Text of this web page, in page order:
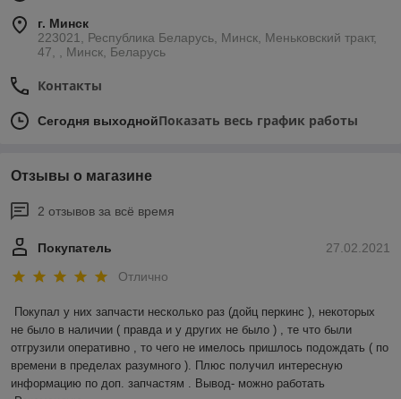
г. Минск
223021, Республика Беларусь, Минск, Меньковский тракт,
47, , Минск, Беларусь
Контакты
Сегодня выходнойПоказать весь график работы
Отзывы о магазине
2 отзывов за всё время
27.02.2021
Покупатель
Отлично
Покупал у них запчасти несколько раз (дойц перкинс ), некоторых
не было в наличии ( правда и у других не было ) , те что были
отгрузили оперативно , то чего не имелось пришлось подождать ( по
времени в пределах разумного ). Плюс получил интересную
информацию по доп. запчастям . Вывод- можно работать